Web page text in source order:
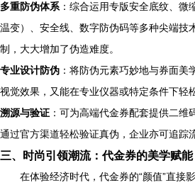
多重防伪体系 ：综合运用专版安全底纹、微
温变）、安全线、数字防伪码等多种尖端技
制，大大增加了伪造难度。
专业设计防伪 ：将防伪元素巧妙地与券面
视觉效果，又能在专业仪器或特定条件下轻
溯源与验证 ：可为高端代金券配套提供二
通过官方渠道轻松验证真伪，企业亦可追踪
三、时尚引领潮流：代金券的美学赋能
在体验经济时代，代金券的“颜值”直接